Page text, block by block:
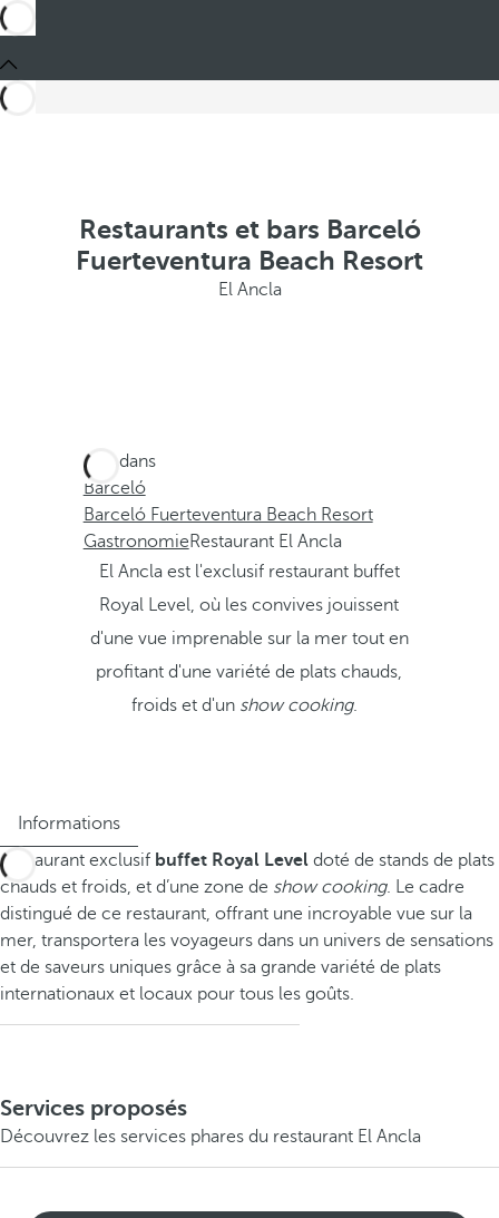
Restaurants et bars Barceló
Fuerteventura Beach Resort
El Ancla
Ces dans
Barceló
Barceló Fuerteventura Beach Resort
GastronomieRestaurant El Ancla
El Ancla est l'exclusif restaurant buffet
Royal Level, où les convives jouissent
d'une vue imprenable sur la mer tout en
profitant d'une variété de plats chauds,
froids et d'un show cooking.
Informations
Restaurant exclusif buffet Royal Level doté de stands de plats
chauds et froids, et d’une zone de show cooking. Le cadre
distingué de ce restaurant, offrant une incroyable vue sur la
mer, transportera les voyageurs dans un univers de sensations
et de saveurs uniques grâce à sa grande variété de plats
internationaux et locaux pour tous les goûts.
Services proposés
Découvrez les services phares du restaurant El Ancla